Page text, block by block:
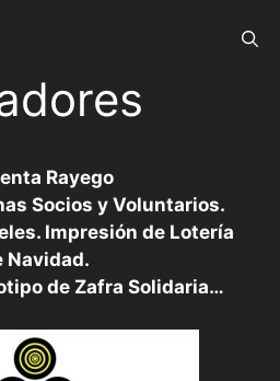
Rayego
Socios y Voluntarios.
Impresión de Lotería
Navidad.
de Zafra Solidaria…